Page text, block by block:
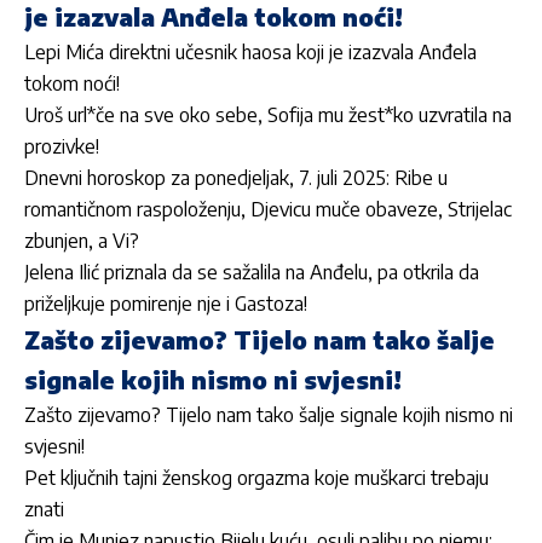
je izazvala Anđela tokom noći!
Lepi Mića direktni učesnik haosa koji je izazvala Anđela
tokom noći!
Uroš url*če na sve oko sebe, Sofija mu žest*ko uzvratila na
prozivke!
Dnevni horoskop za ponedjeljak, 7. juli 2025: Ribe u
romantičnom raspoloženju, Djevicu muče obaveze, Strijelac
zbunjen, a Vi?
Jelena Ilić priznala da se sažalila na Anđelu, pa otkrila da
priželjkuje pomirenje nje i Gastoza!
Zašto zijevamo? Tijelo nam tako šalje
signale kojih nismo ni svjesni!
Zašto zijevamo? Tijelo nam tako šalje signale kojih nismo ni
svjesni!
Pet ključnih tajni ženskog orgazma koje muškarci trebaju
znati